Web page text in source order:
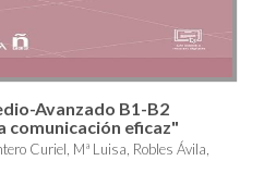
Avanzado B1-B2
comunicación eficaz"
Curiel, Mª Luisa, Robles Ávila,